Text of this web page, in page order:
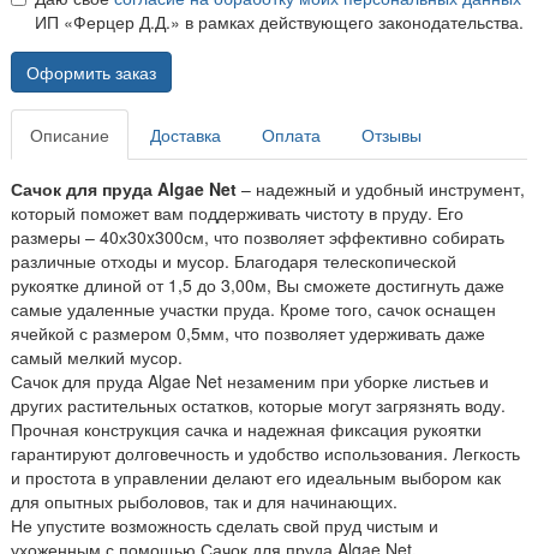
ИП «Ферцер Д.Д.» в рамках действующего законодательства.
Оформить заказ
Описание Доставка Оплата Отзывы
Сачок для пруда Algae Net – надежный и удобный инструмент,
который поможет вам поддерживать чистоту в пруду. Его
размеры – 40х30x300см, что позволяет эффективно собирать
различные отходы и мусор. Благодаря телескопической
рукоятке длиной от 1,5 до 3,00м, Вы сможете достигнуть даже
самые удаленные участки пруда. Кроме того, сачок оснащен
ячейкой с размером 0,5мм, что позволяет удерживать даже
самый мелкий мусор.
Сачок для пруда Algae Net незаменим при уборке листьев и
других растительных остатков, которые могут загрязнять воду.
Прочная конструкция сачка и надежная фиксация рукоятки
гарантируют долговечность и удобство использования. Легкость
и простота в управлении делают его идеальным выбором как
для опытных рыболовов, так и для начинающих.
Не упустите возможность сделать свой пруд чистым и
ухоженным с помощью Сачок для пруда Algae Net.